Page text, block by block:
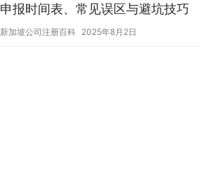
申报时间表、常见误区与避坑技巧
新加坡公司注册百科 2025年8月2日